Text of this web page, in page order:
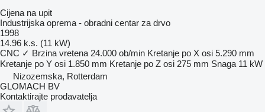
Cijena na upit
Industrijska oprema - obradni centar za drvo
1998
14.96 k.s. (11 kW)
CNC ✓ Brzina vretena 24.000 ob/min Kretanje po X osi 5.290 mm
Kretanje po Y osi 1.850 mm Kretanje po Z osi 275 mm Snaga 11 kW
Nizozemska, Rotterdam
GLOMACH BV
Kontaktirajte prodavatelja